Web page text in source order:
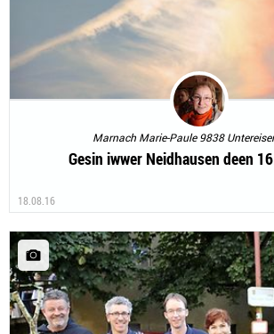
Marnach Marie-Paule 9838
Gesin iwwer Neidhausen deen
18.08.16